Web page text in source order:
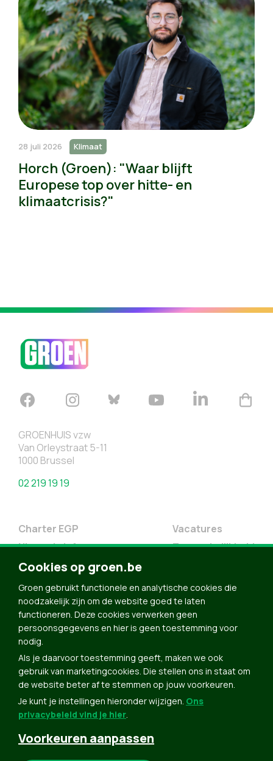
28 juli 2026 Klimaat
Horch (Groen): "Waar blijft
Europese top over hitte- en
klimaatcrisis?"
GROENHUIS vzw
Van Orleystraat 5-11
1000 Brussel
02 219 19 19
Charter EGP
Nieuwsbrief
Doe Mee
Contact
Groen in je buurt
Meldpunt
Vacatures
Toegankelijkheid
Word lid
Agenda
Bekijk kalender
Verleng je lidmaatschap
Programma oktober 2024
Programma juni 2024
Downloads
Cookies op groen.be
Groen gebruikt functionele en analytische cookies die
noodzakelijk zijn om de website goed te laten
functioneren. Deze cookies verwerken geen
persoonsgegevens en hier is geen toestemming voor
nodig.
Als je daarvoor toestemming geeft, maken we ook
gebruik van marketingcookies. Die stellen ons in staat om
de website beter af te stemmen op jouw voorkeuren.
Je kunt je instellingen hieronder wijzigen. Ons
privacybeleid vind je hier.
Voorkeuren aanpassen